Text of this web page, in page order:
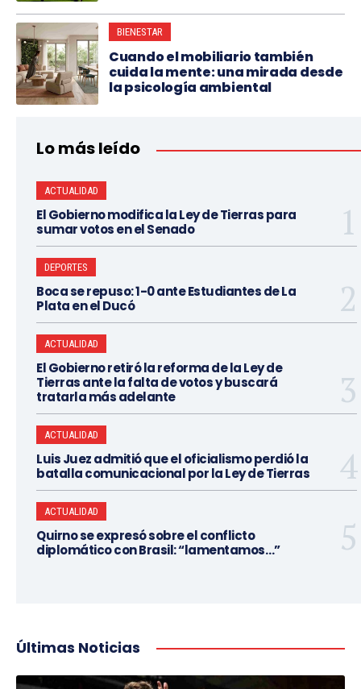
BIENESTAR
Cuando el mobiliario también
cuida la mente: una mirada desde
la psicología ambiental
Lo más leído
ACTUALIDAD
El Gobierno modifica la Ley de Tierras para
sumar votos en el Senado
DEPORTES
Boca se repuso: 1-0 ante Estudiantes de La
Plata en el Ducó
ACTUALIDAD
El Gobierno retiró la reforma de la Ley de
Tierras ante la falta de votos y buscará
tratarla más adelante
ACTUALIDAD
Luis Juez admitió que el oficialismo perdió la
batalla comunicacional por la Ley de Tierras
ACTUALIDAD
Quirno se expresó sobre el conflicto
diplomático con Brasil: “lamentamos…”
Últimas Noticias